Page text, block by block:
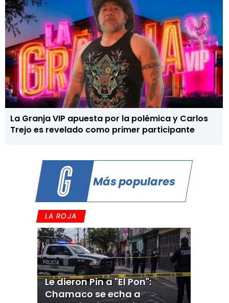
La Granja VIP apuesta por la polémica y Carlos
Trejo es revelado como primer participante
Más populares
LA ROJA
Le dieron Pin a "El Pon":
Chamaco se echa a